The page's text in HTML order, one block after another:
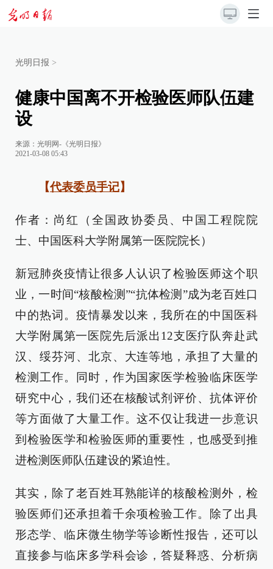
光明日报 >
健康中国离不开检验医师队伍建
设
来源： 光明网-《光明日报》
2021-03-08 05:43
【代表委员手记】
作者：尚红（全国政协委员、中国工程院院
士、中国医科大学附属第一医院院长）
新冠肺炎疫情让很多人认识了检验医师这个职
业，一时间“核酸检测”“抗体检测”成为老百姓口
中的热词。疫情暴发以来，我所在的中国医科
大学附属第一医院先后派出12支医疗队奔赴武
汉、绥芬河、北京、大连等地，承担了大量的
检测工作。同时，作为国家医学检验临床医学
研究中心，我们还在核酸试剂评价、抗体评价
等方面做了大量工作。这不仅让我进一步意识
到检验医学和检验医师的重要性，也感受到推
进检测医师队伍建设的紧迫性。
其实，除了老百姓耳熟能详的核酸检测外，检
验医师们还承担着千余项检验工作。除了出具
形态学、临床微生物学等诊断性报告，还可以
直接参与临床多学科会诊，答疑释惑、分析病